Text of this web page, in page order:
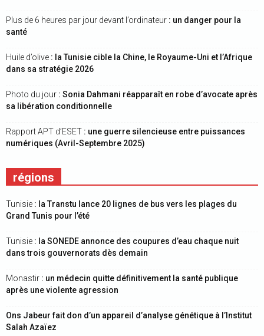
Plus de 6 heures par jour devant l’ordinateur : un danger pour la
santé
Huile d’olive : la Tunisie cible la Chine, le Royaume-Uni et l’Afrique
dans sa stratégie 2026
Photo du jour : Sonia Dahmani réapparaît en robe d’avocate après
sa libération conditionnelle
Rapport APT d’ESET : une guerre silencieuse entre puissances
numériques (Avril-Septembre 2025)
régions
Tunisie : la Transtu lance 20 lignes de bus vers les plages du
Grand Tunis pour l’été
Tunisie : la SONEDE annonce des coupures d’eau chaque nuit
dans trois gouvernorats dès demain
Monastir : un médecin quitte définitivement la santé publique
après une violente agression
Ons Jabeur fait don d’un appareil d’analyse génétique à l’Institut
Salah Azaïez